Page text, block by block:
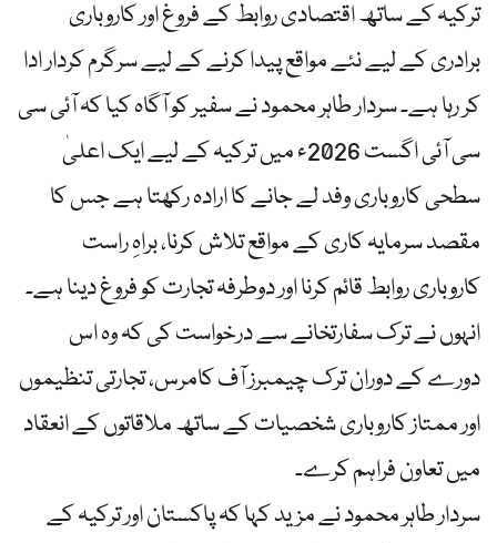
ترکیہ کے ساتھ اقتصادی روابط کے فروغ اور کاروباری
برادری کے لیے نئے مواقع پیدا کرنے کے لیے سرگرم کردار ادا
کر رہا ہے۔ سردار طاہر محمود نے سفیر کو آگاہ کیا کہ آئی سی
سی آئی اگست 2026ء میں ترکیہ کے لیے ایک اعلیٰ
سطحی کاروباری وفد لے جانے کا ارادہ رکھتا ہے جس کا
مقصد سرمایہ کاری کے مواقع تلاش کرنا، براہِ راست
کاروباری روابط قائم کرنا اور دوطرفہ تجارت کو فروغ دینا ہے۔
انہوں نے ترک سفارتخانے سے درخواست کی کہ وہ اس
دورے کے دوران ترک چیمبرز آف کامرس، تجارتی تنظیموں
اور ممتاز کاروباری شخصیات کے ساتھ ملاقاتوں کے انعقاد
میں تعاون فراہم کرے۔
سردار طاہر محمود نے مزید کہا کہ پاکستان اور ترکیہ کے